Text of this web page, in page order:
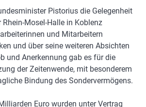
Pistorius die Gelegenheit
Rhein-Mosel-Halle in Koblenz
und Mitarbeitern
und über seine weiteren Absichten
und Anerkennung gab es für die
der Zeitenwende, mit besonderem
Bindung des Sondervermögens.
Euro wurden unter Vertrag